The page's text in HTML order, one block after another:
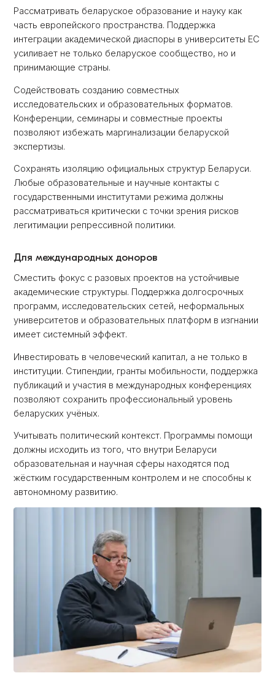
Рассматривать беларуское образование и науку как
часть европейского пространства. Поддержка
интеграции академической диаспоры в университеты ЕС
усиливает не только беларуское сообщество, но и
принимающие страны.
Содействовать созданию совместных
исследовательских и образовательных форматов.
Конференции, семинары и совместные проекты
позволяют избежать маргинализации беларуской
экспертизы.
Сохранять изоляцию официальных структур Беларуси.
Любые образовательные и научные контакты с
государственными институтами режима должны
рассматриваться критически с точки зрения рисков
легитимации репрессивной политики.
Для международных доноров
Сместить фокус с разовых проектов на устойчивые
академические структуры. Поддержка долгосрочных
программ, исследовательских сетей, неформальных
университетов и образовательных платформ в изгнании
имеет системный эффект.
Инвестировать в человеческий капитал, а не только в
институции. Стипендии, гранты мобильности, поддержка
публикаций и участия в международных конференциях
позволяют сохранить профессиональный уровень
беларуских учёных.
Учитывать политический контекст. Программы помощи
должны исходить из того, что внутри Беларуси
образовательная и научная сферы находятся под
жёстким государственным контролем и не способны к
автономному развитию.